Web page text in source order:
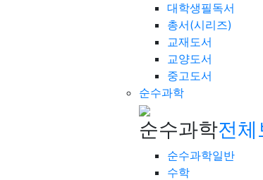
대학생필독서
총서(시리즈)
교재도서
교양도서
중고도서
순수과학
순수과학전체
순수과학일반
수학